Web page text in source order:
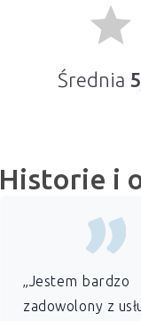
grade
Średnia 5
Historie i
„Jestem bardzo
zadowolony z